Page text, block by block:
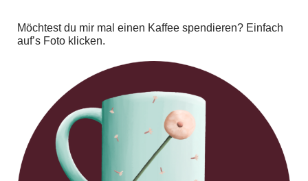
Möchtest du mir mal einen Kaffee spendieren? Einfach
auf’s Foto klicken.